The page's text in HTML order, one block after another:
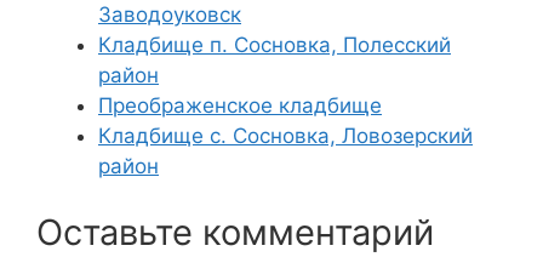
Заводоуковск
Кладбище п. Сосновка, Полесский
район
Преображенское кладбище
Кладбище с. Сосновка, Ловозерский
район
Оставьте комментарий